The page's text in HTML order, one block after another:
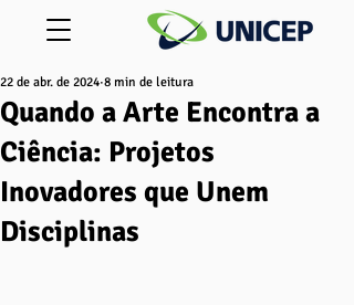
Quando a Arte Encontra a
Ciência: Projetos
Inovadores que Unem
Disciplinas
22 de abr. de 2024 8 min de leitura